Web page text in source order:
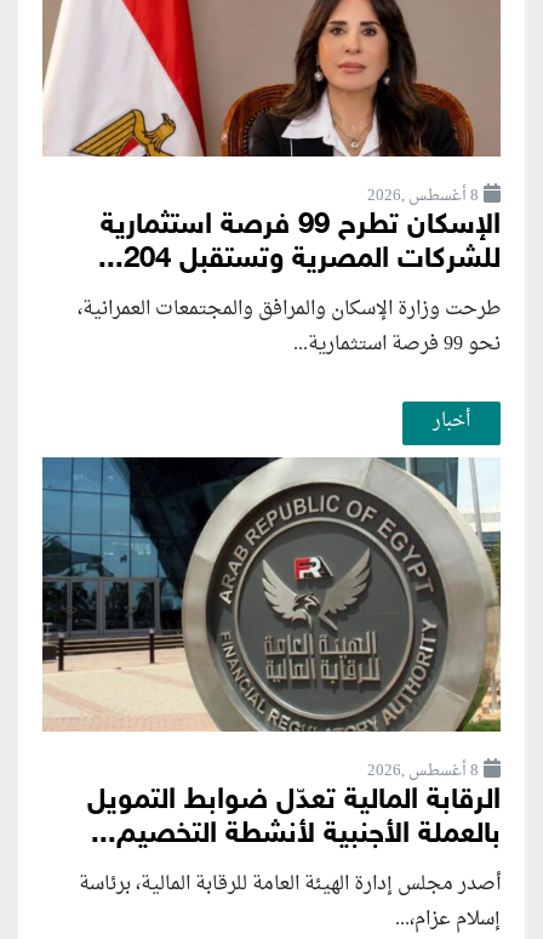
8 أغسطس ,2026
الإسكان تطرح 99 فرصة استثمارية
للشركات المصرية وتستقبل 204...
طرحت وزارة الإسكان والمرافق والمجتمعات العمرانية،
نحو 99 فرصة استثمارية...
أخبار
8 أغسطس ,2026
الرقابة المالية تعدّل ضوابط التمويل
بالعملة الأجنبية لأنشطة التخصيم...
أصدر مجلس إدارة الهيئة العامة للرقابة المالية، برئاسة
إسلام عزام،...